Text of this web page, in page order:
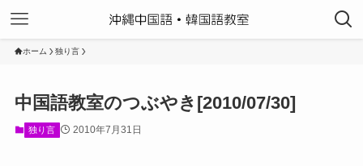
ホーム 独り言
中国語教室のつぶやき[2010/07/30]
独り言 2010年7月31日